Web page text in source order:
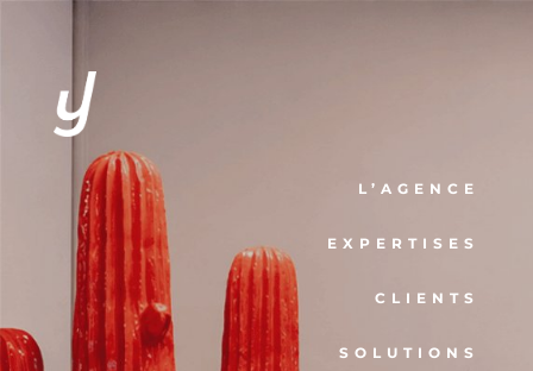
L’AGENCE
EXPERTISES
CLIENTS
SOLUTIONS